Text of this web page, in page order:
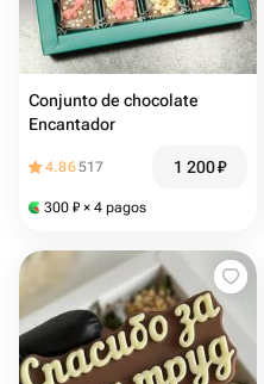
Conjunto de chocolate
Encantador
4.86517 1 200₽
300 ₽ × 4 pagos